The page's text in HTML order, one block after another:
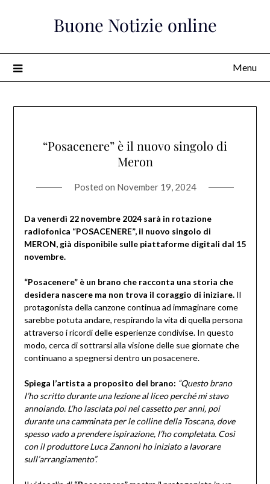
Buone Notizie online
Menu
“Posacenere” è il nuovo singolo di
Meron
Posted on November 19, 2024
Da venerdì 22 novembre 2024 sarà in rotazione
radiofonica “POSACENERE”, il nuovo singolo di
MERON, già disponibile sulle piattaforme digitali dal 15
novembre.
“Posacenere” è un brano che racconta una storia che
desidera nascere ma non trova il coraggio di iniziare.Il
protagonista della canzone continua ad immaginare come
sarebbe potuta andare, respirando la vita di quella persona
attraverso i ricordi delle esperienze condivise. In questo
modo, cerca di sottrarsi alla visione delle sue giornate che
continuano a spegnersi dentro un posacenere.
Spiega l’artista a proposito del brano: “Questo brano
l’ho scritto durante una lezione al liceo perché mi stavo
annoiando. L’ho lasciata poi nel cassetto per anni, poi
durante una camminata per le colline della Toscana, dove
spesso vado a prendere ispirazione, l’ho completata. Così
con il produttore Luca Zannoni ho iniziato a lavorare
sull’arrangiamento”.